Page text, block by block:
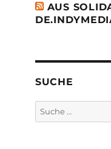
AUS
SUCHE
Suche
nach: